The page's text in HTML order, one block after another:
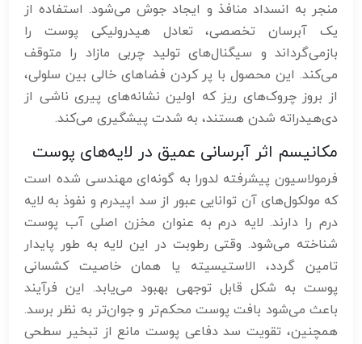
منجر به انسداد منافذ و ایجاد جوش می‌شود. استفاده از
یک آبرسان تخصصی، تعادل هیدرولیکی پوست را
بازمی‌گرداند و سیگنال‌های تولید چربی مازاد را متوقف
می‌کند. این محصول با پر کردن فضاهای خالی بین سلولی،
از بروز چروک‌های ریز که اولین نشانه‌های پیری ناشی از
دی‌هیدراته شدن هستند، به شدت پیشگیری می‌کند.
مکانیسم اثر آبرسانی عمیق در لایه‌های پوست
فرمولاسیون پیشرفته لدورا به گونه‌ای مهندسی شده است
که مولکول‌های آن توانایی عبور از سد اپیدرم و نفوذ به لایه
درم را دارند. لایه درم به عنوان مخزن اصلی آب پوست
شناخته می‌شود. وقتی رطوبت در این لایه به طور پایدار
تامین گردد، الاستیسیته یا همان خاصیت کشسانی
پوست به شکل قابل توجهی بهبود می‌یابد. این فرآیند
باعث می‌شود بافت پوست محکم‌تر و جوان‌تر به نظر برسد.
همچنین، تقویت سد دفاعی پوست مانع از تبخیر سطحی